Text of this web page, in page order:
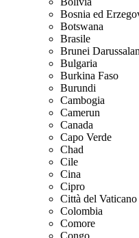
Bosnia ed
Botswana
Brasile
Brunei
Bulgaria
Burkina Faso
Burundi
Cambogia
Camerun
Canada
Capo Verde
Chad
Cile
Cina
Cipro
Città del Vaticano
Colombia
Comore
Congo